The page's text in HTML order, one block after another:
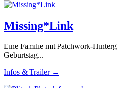
Missing*Link
Eine Familie mit Patchwork-
Geburtstag...
Infos & Trailer →